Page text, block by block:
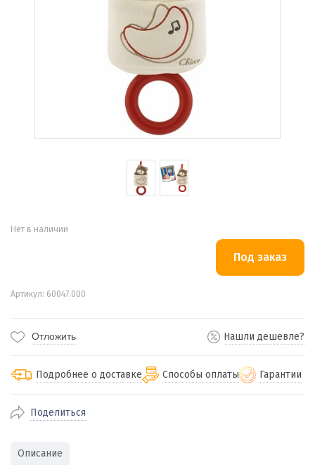
Нет в наличии
Артикул: 60047.000
Отложить Нашли дешевле?
Подробнее о доставке
По Екатеринбургу бесплатная
Способы оплаты Гарантии
Поделиться
Описание